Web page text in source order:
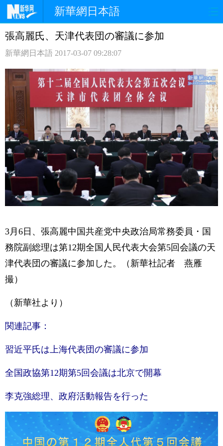
新華網日本語
ホームページ 政治
観光 評論 写真
中日対訳
張高麗氏、天津代表団の審議に参加
新華網日本語 2017-03-07 09:28:07
3月6日、張高麗中国共産党中央政治局常務委員・国
務院副総理は第12期全国人民代表大会第5回会議の天
津代表団の審議に参加した。（新華社記者 燕雁
撮）
（新華社より）
関連記事：
習近平氏は上海代表団の審議に参加
全国政協第12期第5回会議は北京で開幕
李克強総理、政府活動報告を行った